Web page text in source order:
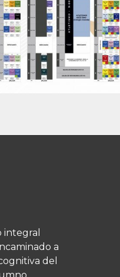
integral
a
del